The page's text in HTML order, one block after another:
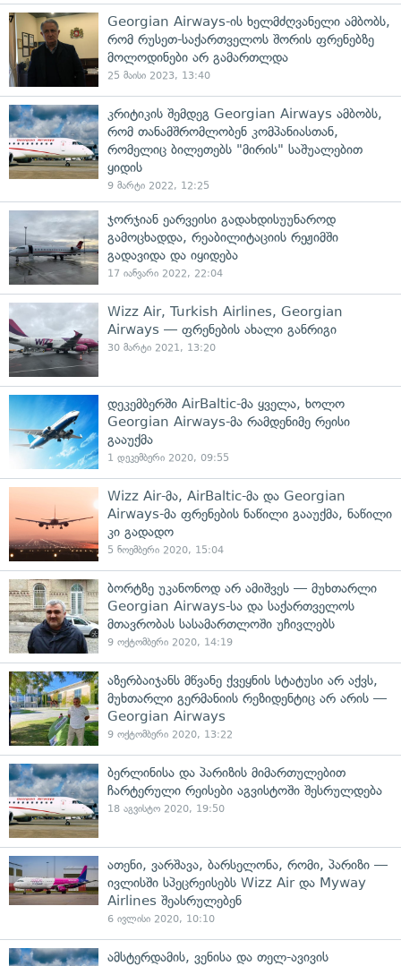
Georgian Airways-ის ხელმძღვანელი ამბობს,
რომ რუსეთ-საქართველოს შორის ფრენებზე
მოლოდინები არ გამართლდა
25 მაისი 2023, 13:40
კრიტიკის შემდეგ Georgian Airways ამბობს,
რომ თანამშრომლობენ კომპანიასთან,
რომელიც ბილეთებს "მირის" საშუალებით
ყიდის
9 მარტი 2022, 12:25
ჯორჯიან ეარვეისი გადახდისუუნაროდ
გამოცხადდა, რეაბილიტაციის რეჟიმში
გადავიდა და იყიდება
17 იანვარი 2022, 22:04
Wizz Air, Turkish Airlines, Georgian
Airways — ფრენების ახალი განრიგი
30 მარტი 2021, 13:20
დეკემბერში AirBaltic-მა ყველა, ხოლო
Georgian Airways-მა რამდენიმე რეისი
გააუქმა
1 დეკემბერი 2020, 09:55
Wizz Air-მა, AirBaltic-მა და Georgian
Airways-მა ფრენების ნაწილი გააუქმა, ნაწილი
კი გადადო
5 ნოემბერი 2020, 15:04
ბორტზე უკანონოდ არ ამიშვეს — მუხთარლი
Georgian Airways-სა და საქართველოს
მთავრობას სასამართლოში უჩივლებს
9 ოქტომბერი 2020, 14:19
აზერბაიჯანს მწვანე ქვეყნის სტატუსი არ აქვს,
მუხთარლი გერმანიის რეზიდენტიც არ არის —
Georgian Airways
9 ოქტომბერი 2020, 13:22
ბერლინისა და პარიზის მიმართულებით
ჩარტერული რეისები აგვისტოში შესრულდება
18 აგვისტო 2020, 19:50
ათენი, ვარშავა, ბარსელონა, რომი, პარიზი —
ივლისში სპეცრეისებს Wizz Air და Myway
Airlines შეასრულებენ
6 ივლისი 2020, 10:10
ამსტერდამის, ვენისა და თელ-ავივის